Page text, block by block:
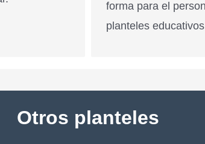
forma para el
planteles
Otros planteles